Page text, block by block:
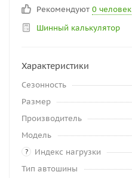
Рекомендуют 0 человек
Шинный калькулятор
Характеристики
Сезонность
Размер
Производитель
Модель
? Индекс нагрузки
Тип автошины